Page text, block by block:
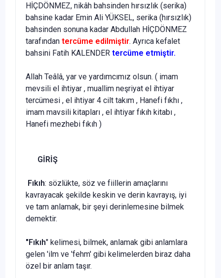
HİÇDÖNMEZ, nikâh bahsinden hırsızlık (serika)
bah­sine kadar Emin Ali YÜKSEL, serika (hırsızlık)
bahsinden sonuna ka­dar Abdullah HİÇDÖNMEZ
tarafından tercüme edilmiştir. Ayrıca kefa­let
bahsini Fatih KALENDER tercüme etmiştir.
Allah Teâlâ, yar ve yardımcımız olsun. ( imam
mevsili el ihtiyar , muallim neşriyat el ihtiyar
tercümesi , el ihtiyar 4 cilt takım , Hanefi fıkhı ,
imam mavsili kitapları , el ihtiyar fıkıh kitabı ,
Hanefi mezhebi fıkıh )
GİRİŞ
Fıkıh: sözlükte, söz ve fiillerin amaçlarını
kavrayacak şekilde kes­kin ve derin kavrayış, iyi
ve tam anlamak, bir şeyi derinlemesine bil­mek
demektir.
"Fıkıh" kelimesi, bilmek, anlamak gibi anlamlara
gelen 'ilm ve 'fehm' gibi kelimelerden biraz daha
özel bir anlam taşır.